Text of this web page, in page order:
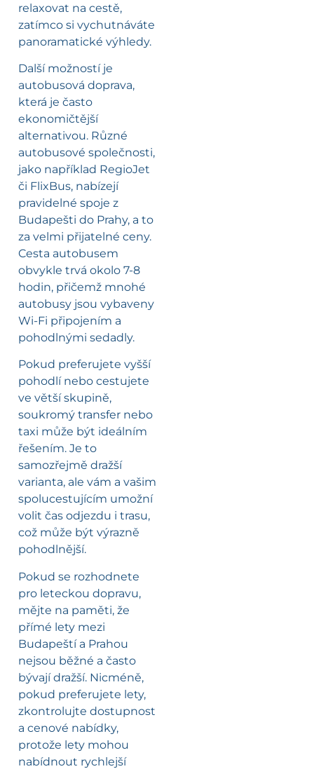
relaxovat na cestě,
zatímco si vychutnáváte
panoramatické výhledy.
Další možností je
autobusová doprava,
která je často
ekonomičtější
alternativou. Různé
autobusové společnosti,
jako například RegioJet
či FlixBus, nabízejí
pravidelné spoje z
Budapešti do Prahy, a to
za velmi přijatelné ceny.
Cesta autobusem
obvykle trvá okolo 7-8
hodin, přičemž mnohé
autobusy jsou vybaveny
Wi-Fi připojením a
pohodlnými sedadly.
Pokud preferujete vyšší
pohodlí nebo cestujete
ve větší skupině,
soukromý transfer nebo
taxi může být ideálním
řešením. Je to
samozřejmě dražší
varianta, ale vám a vašim
spolucestujícím umožní
volit čas odjezdu i trasu,
což může být výrazně
pohodlnější.
Pokud se rozhodnete
pro leteckou dopravu,
mějte na paměti, že
přímé lety mezi
Budapeští a Prahou
nejsou běžné a často
bývají dražší. Nicméně,
pokud preferujete lety,
zkontrolujte dostupnost
a cenové nabídky,
protože lety mohou
nabídnout rychlejší